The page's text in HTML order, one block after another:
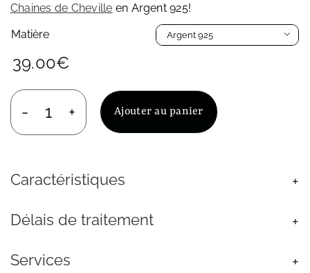
Chaines de Cheville en Argent 925!
Matière

39.00€
quantité
de
Pierre
Femme
Ajouter au panier
Caractéristiques
Délais de traitement
Services